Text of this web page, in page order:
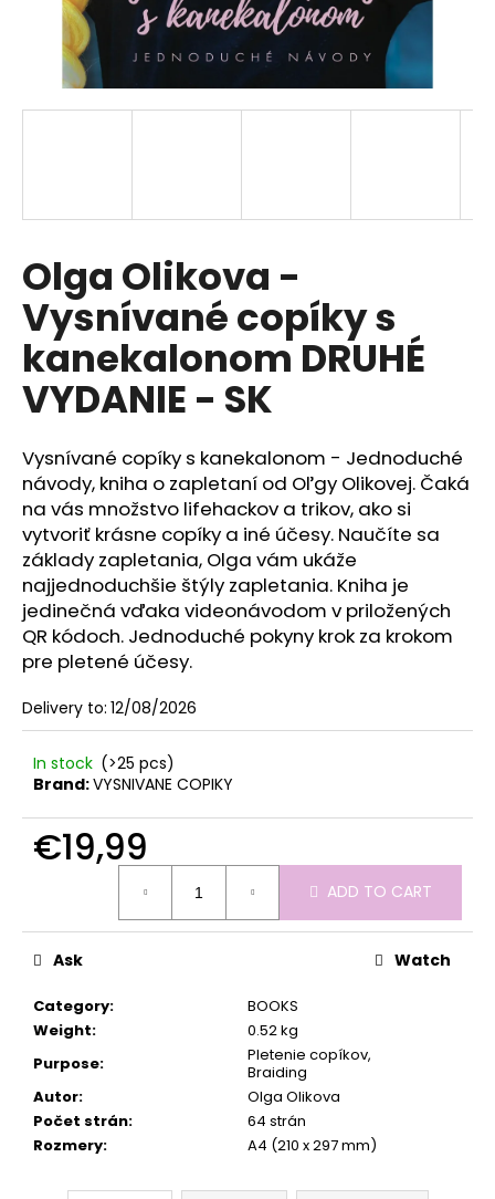
Olga Olikova -
Vysnívané copíky s
kanekalonom DRUHÉ
VYDANIE - SK
Vysnívané copíky s kanekalonom - Jednoduché
návody, kniha o zapletaní od Oľgy Olikovej. Čaká
na vás množstvo lifehackov a trikov, ako si
vytvoriť krásne copíky a iné účesy. Naučíte sa
základy zapletania, Olga vám ukáže
najjednoduchšie štýly zapletania. Kniha je
jedinečná vďaka videonávodom v priložených
QR kódoch. Jednoduché pokyny krok za krokom
pre pletené účesy.
Delivery to: 12/08/2026
In stock (>25 pcs)
Brand:VYSNIVANE COPIKY
€19,99
ADD TO CART
Category:
BOOKS
Weight:
0.52 kg
Purpose:
Pletenie copíkov,
Braiding
Autor:
Olga Olikova
Počet strán:
64 strán
Rozmery: A4 (210 x 297 mm)
Ask Watch
f
SEARCH
W
r
e
c
o
m
m
e
n
d